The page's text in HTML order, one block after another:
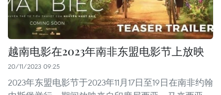
越南电影在2023年南非东盟电影节上放映
20/11/2023 09:25
2023年东盟电影节于2023年11月17日至19日在南非约翰